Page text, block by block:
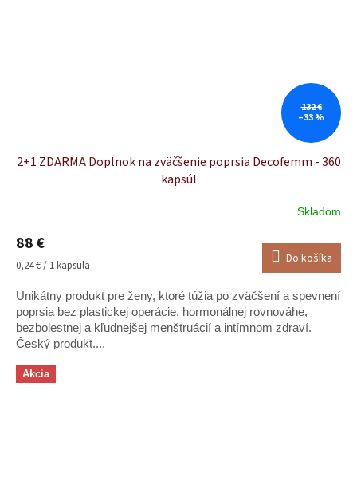
132 €
–33 %
2+1 ZDARMA Doplnok na zväčšenie poprsia Decofemm - 360
kapsúl
Skladom
88 €
Jednotková
0,24 € / 1 kapsula Do košíka
Unikátny produkt pre ženy, ktoré túžia po zväčšení a spevnení
poprsia bez plastickej operácie, hormonálnej rovnováhe,
bezbolestnej a kľudnejšej menštruácií a intímnom zdraví.
Český produkt....
Akcia